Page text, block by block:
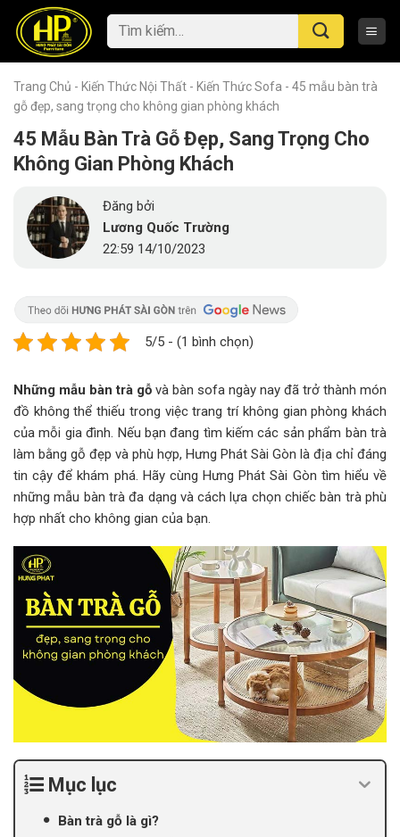
content
Tìm
kiếm:
Trang Chủ - Kiến Thức Nội Thất - Kiến Thức Sofa - 45 mẫu bàn trà
gỗ đẹp, sang trọng cho không gian phòng khách
45 Mẫu Bàn Trà Gỗ Đẹp, Sang Trọng Cho
Không Gian Phòng Khách
Đăng bởi
Lương Quốc Trường
22:59 14/10/2023
5/5 - (1 bình chọn)
Những mẫu bàn trà gỗ và bàn sofa ngày nay đã trở thành món
đồ không thể thiếu trong việc trang trí không gian phòng khách
của mỗi gia đình. Nếu bạn đang tìm kiếm các sản phẩm bàn trà
làm bằng gỗ đẹp và phù hợp, Hưng Phát Sài Gòn là địa chỉ đáng
tin cậy để khám phá. Hãy cùng Hưng Phát Sài Gòn tìm hiểu về
những mẫu bàn trà đa dạng và cách lựa chọn chiếc bàn trà phù
hợp nhất cho không gian của bạn.
Mục lục
Bàn trà gỗ là gì?